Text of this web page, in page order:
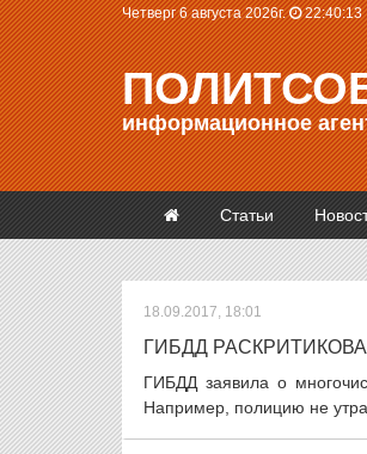
Четверг 6 августа 2026г. 22:40:14
информационное
Статьи
18.09.2017, 18:01
ГИБДД
ГИБДД заявила о
Например, полицию не